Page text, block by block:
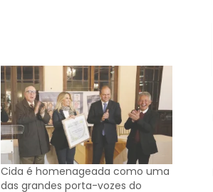
Cida é homenageada como uma
das grandes porta-vozes do